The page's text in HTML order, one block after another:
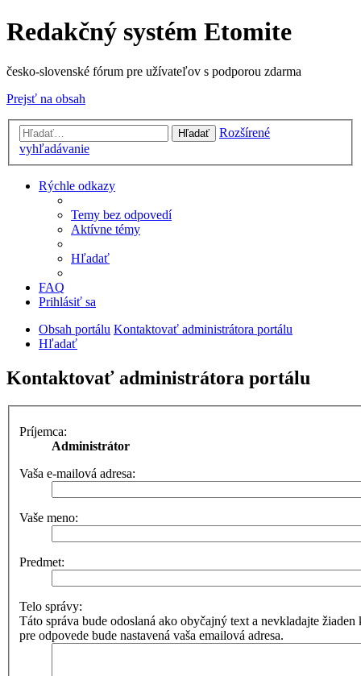
Redakčný systém Etomite
česko-slovenské fórum pre užívateľov s podporou zdarma
Prejsť na obsah
Hľadať
Rozšírené
vyhľadávanie
Rýchle odkazy
Temy bez odpovedí
Aktívne témy
Hľadať
FAQ
Prihlásiť sa
Obsah portálu Kontaktovať administrátora portálu
Hľadať
Kontaktovať administrátora portálu
Príjemca:
Administrátor
Vaša e-mailová adresa:
Vaše meno:
Predmet:
Telo správy:
Táto správa bude odoslaná ako obyčajný text a nevkladajte
pre odpovede bude nastavená vaša emailová adresa.